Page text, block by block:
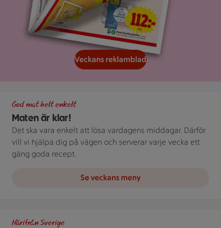
Veckans reklamblad
Maten är klar!
God mat helt enkelt
Det ska vara enkelt att lösa vardagens middagar. Därför
vill vi hjälpa dig på vägen och serverar varje vecka ett
gäng goda recept.
Se veckans meny
Härifrån Sverige